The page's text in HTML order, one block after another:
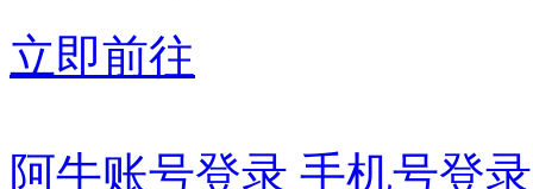
立即前往
阿牛账号登录 手机号登录